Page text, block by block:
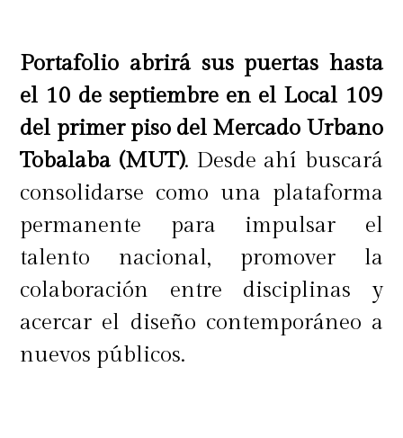
Portafolio abrirá sus puertas hasta
el 10 de septiembre en el Local 109
del primer piso del Mercado Urbano
Tobalaba (MUT). Desde ahí buscará
consolidarse como una plataforma
permanente para impulsar el
talento nacional, promover la
colaboración entre disciplinas y
acercar el diseño contemporáneo a
nuevos públicos.